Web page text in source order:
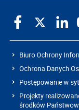
Biuro Ochrony
Ochrona Danych
Postępowanie w
Projekty
środków